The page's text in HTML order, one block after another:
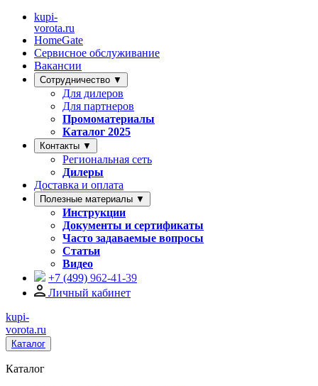
kupi-
vorota.ru
HomeGate
Сервисное обслуживание
Вакансии
Сотрудничество ▼
Для дилеров
Для партнеров
Промоматериалы
Каталог 2025
Контакты ▼
Региональная сеть
Дилеры
Доставка и оплата
Полезные материалы ▼
Инструкции
Документы и сертификаты
Часто задаваемые вопросы
Статьи
Видео
+7 (499) 962-41-39
Личный кабинет
kupi-
vorota.ru
Каталог
Каталог